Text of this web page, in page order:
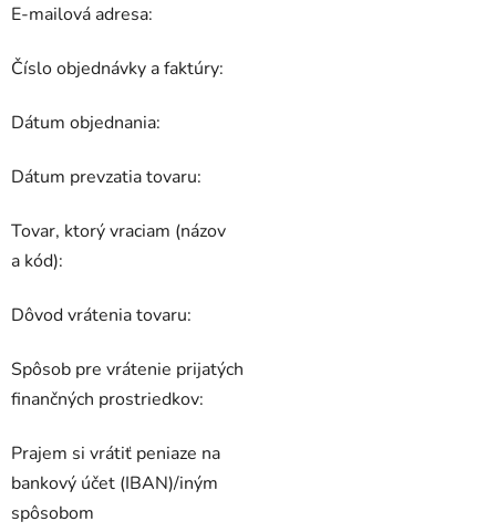
E-mailová adresa:
Číslo objednávky a faktúry:
Dátum objednania:
Dátum prevzatia tovaru:
Tovar, ktorý vraciam (názov
a kód):
Dôvod vrátenia tovaru:
Spôsob pre vrátenie prijatých
finančných prostriedkov:
Prajem si vrátiť peniaze na
bankový účet (IBAN)/iným
spôsobom